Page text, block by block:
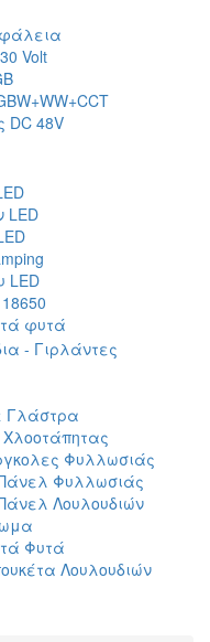
Volt
DC 48V
LED
LED
φυτά
- Γιρλάντες
Γλάστρα
Φυλλωσιάς
Φυλλωσιάς
Λουλουδιών
Φυτά
Λουλουδιών